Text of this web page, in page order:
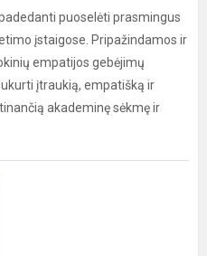
puoselėti prasmingus
įstaigose. Pripažindamos ir
empatijos gebėjimų
įtraukią, empatišką ir
akademinę sėkmę ir